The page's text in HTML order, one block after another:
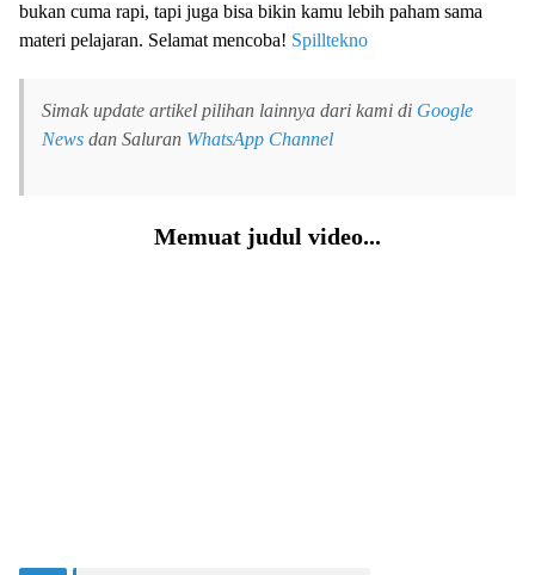
bukan cuma rapi, tapi juga bisa bikin kamu lebih paham sama
materi pelajaran. Selamat mencoba! Spilltekno
Simak update artikel pilihan lainnya dari kami di Google
News dan Saluran WhatsApp Channel
Memuat judul video...